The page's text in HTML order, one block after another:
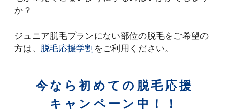
か？
ジュニア脱毛プランにない部位の脱毛をご希望の
方は、 脱毛応援学割 をご利用ください。
今なら初めての脱毛応援
キャンペーン中！！